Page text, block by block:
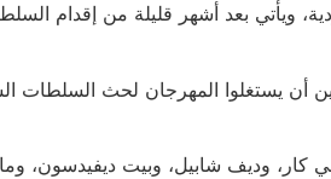
ويأتي بعد أشهر قليلة من
يستغلوا المهرجان لحث السلطات
وديف شابيل، وبيت ديفيدسون،